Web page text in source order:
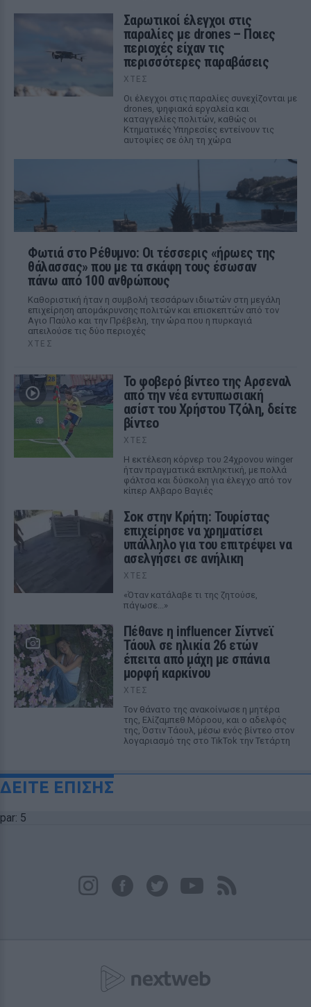
Σαρωτικοί έλεγχοι στις
παραλίες με drones – Ποιες
περιοχές είχαν τις
περισσότερες παραβάσεις
ΧΤΕΣ
Οι έλεγχοι στις παραλίες συνεχίζονται με
drones, ψηφιακά εργαλεία και
καταγγελίες πολιτών, καθώς οι
Κτηματικές Υπηρεσίες εντείνουν τις
αυτοψίες σε όλη τη χώρα
Φωτιά στο Ρέθυμνο: Οι τέσσερις «ήρωες της
θάλασσας» που με τα σκάφη τους έσωσαν
πάνω από 100 ανθρώπους
Καθοριστική ήταν η συμβολή τεσσάρων ιδιωτών στη μεγάλη
επιχείρηση απομάκρυνσης πολιτών και επισκεπτών από τον
Αγιο Παύλο και την Πρέβελη, την ώρα που η πυρκαγιά
απειλούσε τις δύο περιοχές
ΧΤΕΣ
Το φοβερό βίντεο της Αρσεναλ
από την νέα εντυπωσιακή
ασίστ του Χρήστου Τζόλη, δείτε
βίντεο
ΧΤΕΣ
Η εκτέλεση κόρνερ του 24χρονου winger
ήταν πραγματικά εκπληκτική, με πολλά
φάλτσα και δύσκολη για έλεγχο από τον
κίπερ Αλβαρο Βαγιές
Σοκ στην Κρήτη: Τουρίστας
επιχείρησε να χρηματίσει
υπάλληλο για του επιτρέψει να
ασελγήσει σε ανήλικη
ΧΤΕΣ
«Όταν κατάλαβε τι της ζητούσε,
πάγωσε...»
Πέθανε η influencer Σίντνεϊ
Τάουλ σε ηλικία 26 ετών
έπειτα από μάχη με σπάνια
μορφή καρκίνου
ΧΤΕΣ
Τον θάνατο της ανακοίνωσε η μητέρα
της, Ελίζαμπεθ Μόροου, και ο αδελφός
της, Όστιν Τάουλ, μέσω ενός βίντεο στον
λογαριασμό της στο TikTok την Τετάρτη
ΔΕΙΤΕ ΕΠΙΣΗΣ
par: 5